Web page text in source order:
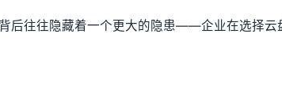
后往往隐藏着一个更大的隐患——企业在选择云